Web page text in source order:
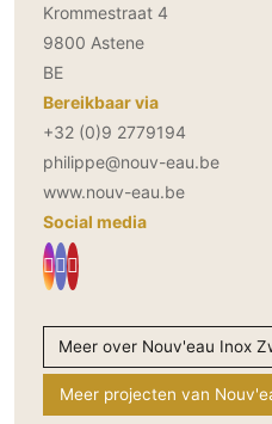
Krommestraat 4
9800 Astene
BE
Bereikbaar via
+32 (0)9 2779194
philippe@nouv-eau.be
www.nouv-eau.be
Social media
Meer over Nouv'eau Inox
Meer projecten van